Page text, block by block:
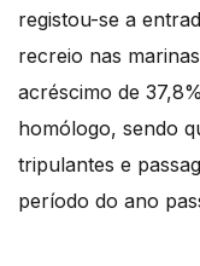
registou-se a
recreio nas
acréscimo de
homólogo, sendo
tripulantes e
período do ano